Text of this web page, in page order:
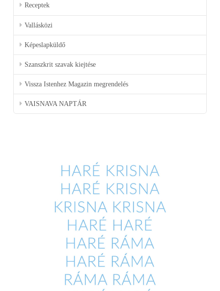
Receptek
Vallásközi
Képeslapküldő
Szanszkrit szavak kiejtése
Vissza Istenhez Magazin megrendelés
VAISNAVA NAPTÁR